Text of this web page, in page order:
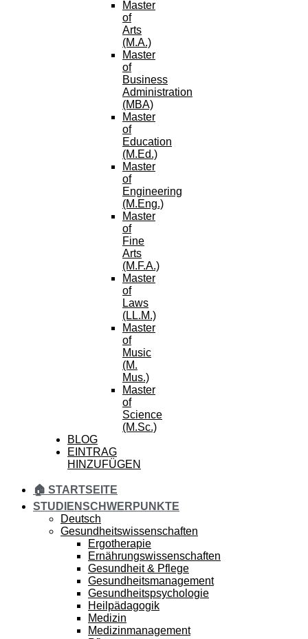
Master
of
Arts
(M.A.)
Master
of
Business
Administration
(MBA)
Master
of
Education
(M.Ed.)
Master
of
Engineering
(M.Eng.)
Master
of
Fine
Arts
(M.F.A.)
Master
of
Laws
(LL.M.)
Master
of
Music
(M.
Mus.)
Master
of
Science
(M.Sc.)
BLOG
EINTRAG
HINZUFÜGEN
🏠 STARTSEITE
STUDIENSCHWERPUNKTE
Deutsch
Gesundheitswissenschaften
Ergotherapie
Ernährungswissenschaften
Gesundheit & Pflege
Gesundheitsmanagement
Gesundheitspsychologie
Heilpädagogik
Medizin
Medizinmanagement